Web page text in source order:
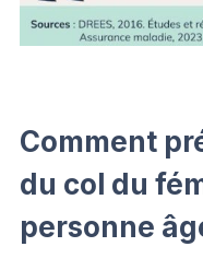
Comment
du col du
personne